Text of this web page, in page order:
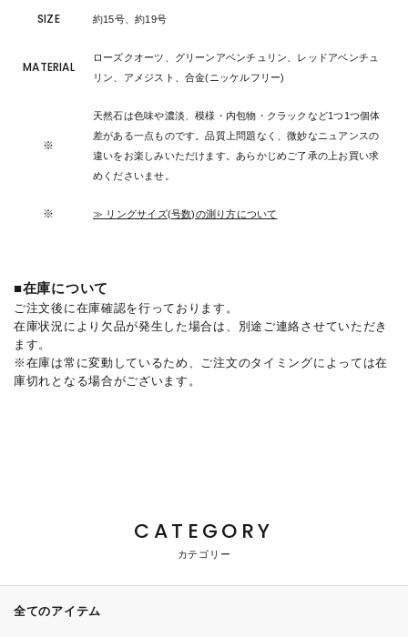
SIZE 約15号、約19号
MATERIAL
ローズクオーツ、グリーンアベンチュリン、レッドアベンチュ
リン、アメジスト、合金(ニッケルフリー)
※
天然石は色味や濃淡、模様・内包物・クラックなど1つ1つ個体
差がある一点ものです。品質上問題なく、微妙なニュアンスの
違いをお楽しみいただけます。あらかじめご了承の上お買い求
めくださいませ。
※ ≫ リングサイズ(号数)の測り方について
■在庫について
ご注文後に在庫確認を行っております。
在庫状況により欠品が発生した場合は、別途ご連絡させていただき
ます。
※在庫は常に変動しているため、ご注文のタイミングによっては在
庫切れとなる場合がございます。
CATEGORY
カテゴリー
全てのアイテム